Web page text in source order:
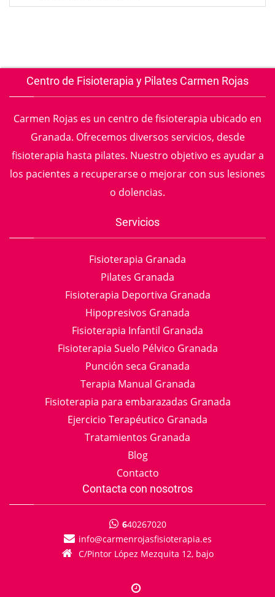
Centro de Fisioterapia y Pilates Carmen Rojas
Carmen Rojas es un centro de fisioterapia ubicado en
Granada. Ofrecemos diversos servicios, desde
fisioterapia hasta pilates. Nuestro objetivo es ayudar a
los pacientes a recuperarse o mejorar con sus lesiones
o dolencias.
Servicios
Fisioterapia Granada
Pilates Granada
Fisioterapia Deportiva Granada
Hipopresivos Granada
Fisioterapia Infantil Granada
Fisioterapia Suelo Pélvico Granada
Punción seca Granada
Terapia Manual Granada
Fisioterapia para embarazadas Granada
Ejercicio Terapéutico Granada
Tratamientos Granada
Blog
Contacto
Contacta con nosotros
640267020
info
carmenrojasfisioterapia.es
C/Pintor López Mezquita 12, bajo